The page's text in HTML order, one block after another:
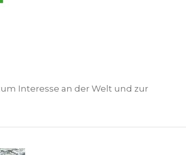
Interesse an der Welt und zur